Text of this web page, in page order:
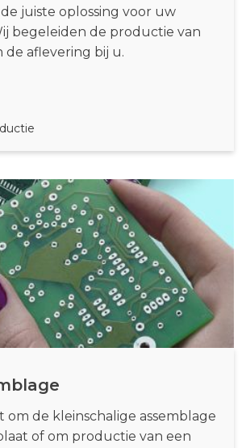
de juiste oplossing voor uw
begeleiden de productie van
aflevering bij u.
om de kleinschalige assemblage
of om productie van een